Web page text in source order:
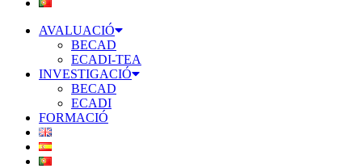
AVALUACIÓ
BECAD
ECADI-TEA
INVESTIGACIÓ
BECAD
ECADI
FORMACIÓ